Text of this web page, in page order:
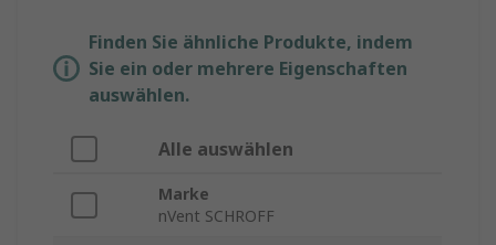
Finden Sie ähnliche Produkte, indem
Sie ein oder mehrere Eigenschaften
auswählen.
Alle auswählen
Marke
nVent SCHROFF